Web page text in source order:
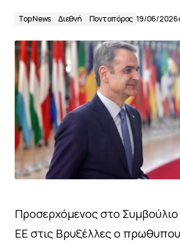
Top News Διεθνή Ποντοπόρος 19/06/2026
Προσερχόμενος στο
ΕΕ στις Βρυξέλλες ο